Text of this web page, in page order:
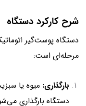
شرح کارکرد دستگاه
دستگاه پوست‌گیر
مرحله‌ای است:
بارگذاری: میوه یا
دستگاه بارگذاری